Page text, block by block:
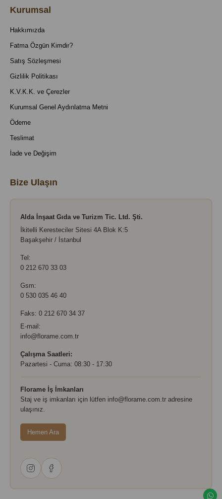
Kurumsal
Hakkımızda
Fatma Özgün Kimdir?
Satış Sözleşmesi
Gizlilik Politikası
K.V.K.K. ve Çerezler
Kurumsal Genel Aydınlatma Metni
Ödeme
Teslimat
İade ve Değişim
Bize Ulaşın
Alda İnşaat Gıda ve Turizm Tic. Ltd. Şti.
İkitelli Keresteciler Sitesi 4A Blok K:5
Başakşehir / İstanbul
Tel:
0 212 670 33 03
Gsm:
0 530 035 46 40
Faks: 0 212 670 34 37
E-mail:
info@florame.com.tr
Çalışma Saatleri:
Pazartesi - Cuma: 08:30 - 17:30
Florame İş İmkanları
Staj ve iş imkanları için lütfen info@florame.com.tr adresine
ulaşınız.
Hemen Ara